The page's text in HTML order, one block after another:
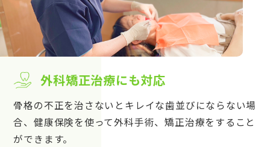
外科矯正治療にも対応
骨格の不正を治さないとキレイな歯並びにならない場
合、健康保険を使って外科手術、矯正治療をすること
ができます。